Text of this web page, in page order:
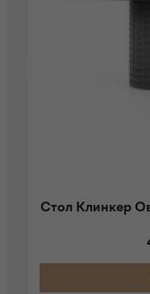
Стол Клинкер